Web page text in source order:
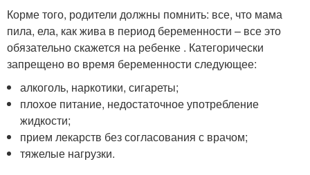
Корме того, родители должны помнить: все, что мама
пила, ела, как жива в период беременности – все это
обязательно скажется на ребенке . Категорически
запрещено во время беременности следующее:
алкоголь, наркотики, сигареты;
плохое питание, недостаточное употребление
жидкости;
прием лекарств без согласования с врачом;
тяжелые нагрузки.